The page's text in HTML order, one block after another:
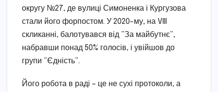
округу №27, де вулиці Симоненка і Кургузова
стали його форпостом. У 2020-му, на VIII
скликанні, балотувався від “За майбутнє”,
набравши понад 50% голосів, і увійшов до
групи “Єдність”.
Його робота в раді – це не сухі протоколи, а